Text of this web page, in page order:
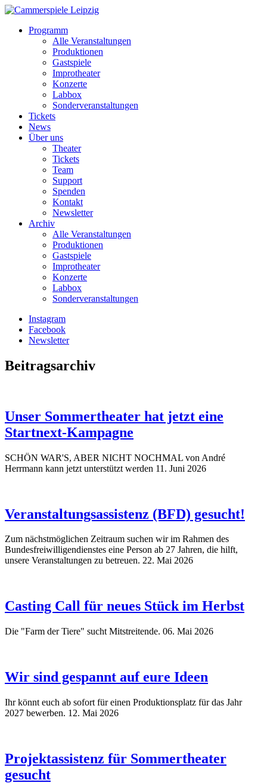
Programm
Alle Veranstaltungen
Produktionen
Gastspiele
Improtheater
Konzerte
Labbox
Sonderveranstaltungen
Tickets
News
Über uns
Theater
Tickets
Team
Support
Spenden
Kontakt
Newsletter
Archiv
Alle Veranstaltungen
Produktionen
Gastspiele
Improtheater
Konzerte
Labbox
Sonderveranstaltungen
Instagram
Facebook
Newsletter
Beitragsarchiv
Unser Sommertheater hat jetzt eine
Startnext-Kampagne
SCHÖN WAR'S, ABER NICHT NOCHMAL von André
Herrmann kann jetzt unterstützt werden 11. Juni 2026
Veranstaltungsassistenz (BFD) gesucht!
Zum nächstmöglichen Zeitraum suchen wir im Rahmen des
Bundesfreiwilligendienstes eine Person ab 27 Jahren, die hilft,
unsere Veranstaltungen zu betreuen. 22. Mai 2026
Casting Call für neues Stück im Herbst
Die "Farm der Tiere" sucht Mitstreitende. 06. Mai 2026
Wir sind gespannt auf eure Ideen
Ihr könnt euch ab sofort für einen Produktionsplatz für das Jahr
2027 bewerben. 12. Mai 2026
Projektassistenz für Sommertheater
gesucht